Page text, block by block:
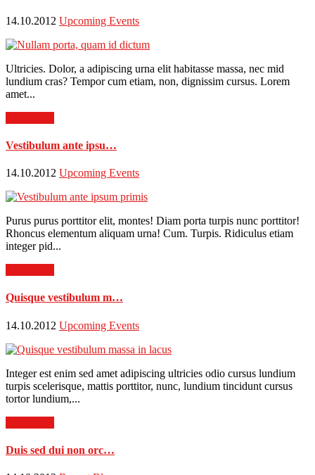
14.10.2012 Upcoming Events
Ultricies. Dolor, a adipiscing urna elit habitasse massa, nec mid
lundium cras? Tempor cum etiam, non, dignissim cursus. Lorem
amet...
Vestibulum ante ipsu…
14.10.2012 Upcoming Events
Purus purus porttitor elit, montes! Diam porta turpis nunc porttitor!
Rhoncus elementum aliquam urna! Cum. Turpis. Ridiculus etiam
integer pid...
Quisque vestibulum m…
14.10.2012 Upcoming Events
Integer est enim sed amet adipiscing ultricies odio cursus lundium
turpis scelerisque, mattis porttitor, nunc, lundium tincidunt cursus
tortor lundium,...
Duis sed dui non orc…